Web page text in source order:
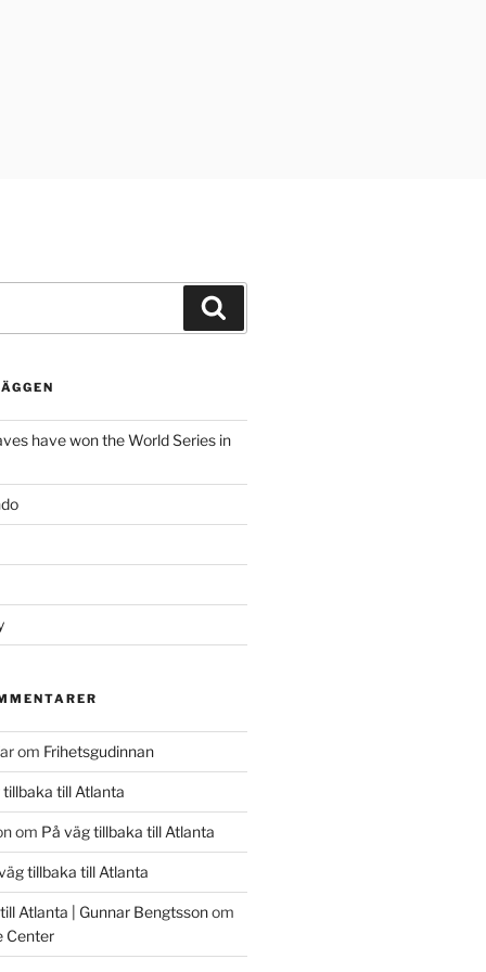
have won the World Series in
om Frihetsgudinnan
till Atlanta
om På väg tillbaka till Atlanta
tillbaka till Atlanta
Atlanta | Gunnar Bengtssonom
Center